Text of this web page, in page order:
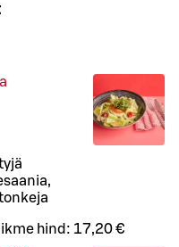
hind: 17,20 €